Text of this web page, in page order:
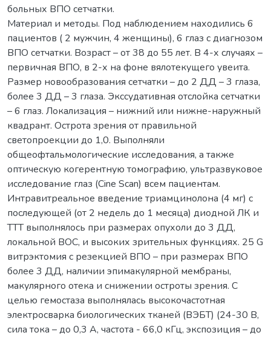
больных ВПО сетчатки.
Материал и методы. Под наблюдением находились 6
пациентов ( 2 мужчин, 4 женщины), 6 глаз с диагнозом
ВПО сетчатки. Возраст – от 38 до 55 лет. В 4-х случаях –
первичная ВПО, в 2-х на фоне вялотекущего увеита.
Размер новообразования сетчатки – до 2 ДД – 3 глаза,
более 3 ДД – 3 глаза. Экссудативная отслойка сетчатки
– 6 глаз. Локализация – нижний или нижне-наружный
квадрант. Острота зрения от правильной
светопроекции до 1,0. Выполняли
общеофтальмологические исследования, а также
оптическую когерентную томографию, ультразвуковое
исследование глаз (Cine Scan) всем пациентам.
Интравитреальное введение триамцинолона (4 мг) с
последующей (от 2 недель до 1 месяца) диодной ЛК и
ТТТ выполнялось при размерах опухоли до 3 ДД,
локальной ВОС, и высоких зрительных функциях. 25 G
витрэктомия с резекцией ВПО – при размерах ВПО
более 3 ДД, наличии эпимакулярной мембраны,
макулярного отека и снижении остроты зрения. С
целью гемостаза выполнялась высокочастотная
электросварка биологических тканей (ВЭБТ) (24-30 В,
сила тока – до 0,3 А, частота - 66,0 кГц, экспозиция – до